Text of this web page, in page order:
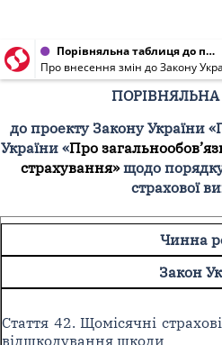
Порівняльна таблиця до проекту Закону України від 10.12.2015 № 3612